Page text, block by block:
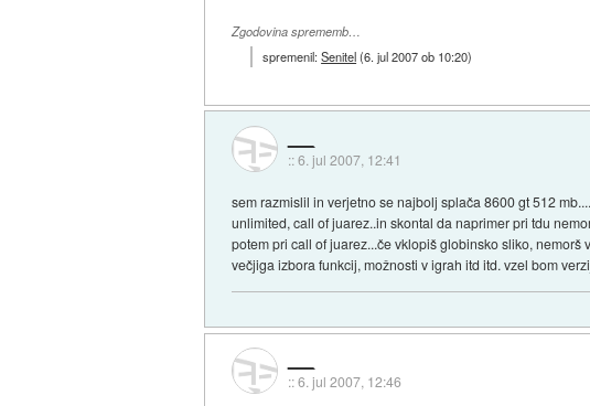
Zgodovina sprememb…
spremenil:Senitel(6. jul 2007 ob 10:20)
::6. jul 2007, 12:41
sem razmislil in verjetno se najbolj splača 8600 gt 512
unlimited, call of juarez..in skontal da naprimer pri tdu
potem pri call of juarez...če vklopiš globinsko sliko,
večjiga izbora funkcij, možnosti v igrah itd itd. vzel bom
::6. jul 2007, 12:46